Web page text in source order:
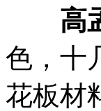
高
色，十
花板材